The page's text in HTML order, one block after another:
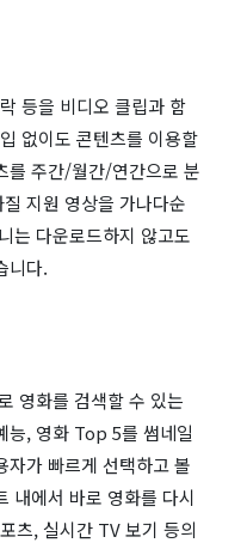
등을 비디오 클립과 함
없이도 콘텐츠를 이용할
를 주간/월간/연간으로 분
지원 영상을 가나다순
는 다운로드하지 않고도
니다​​.
영화를 검색할 수 있는
능, 영화 Top 5를 썸네일
자가 빠르게 선택하고 볼
내에서 바로 영화를 다시
츠, 실시간 TV 보기 등의